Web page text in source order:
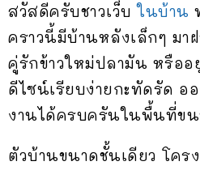
สวัสดีครับชาวเว็บ ในบ้าน
คราวนี้มีบ้านหลังเล็กๆ มา
คู่รักข้าวใหม่ปลามัน หรืออ
ดีไซน์เรียบง่ายกะทัดรัด อ
งานได้ครบครันในพื้นที่ขน
ตัวบ้านขนาดชั้นเดียว โคร